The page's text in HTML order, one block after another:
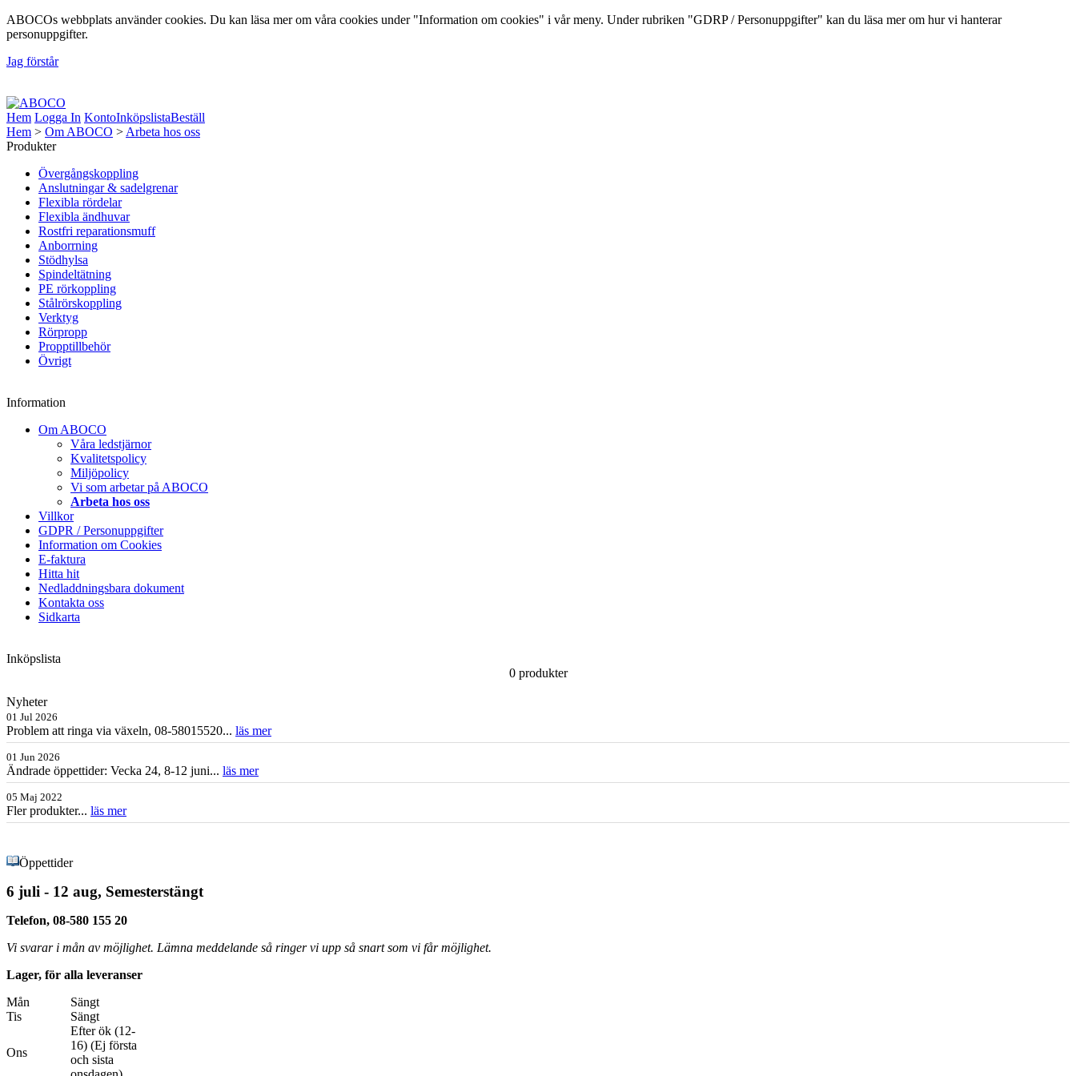
ABOCOs webbplats använder cookies. Du kan läsa mer om våra cookies under "Information om cookies" i vår meny. Under rubriken "GDRP / Personuppgifter" kan du läsa mer om hur vi hanterar
personuppgifter.
Jag förstår
Hem Logga In KontoInköpslistaBeställ
Hem > Om ABOCO > Arbeta hos oss
Produkter
Övergångskoppling
Anslutningar & sadelgrenar
Flexibla rördelar
Flexibla ändhuvar
Rostfri reparationsmuff
Anborrning
Stödhylsa
Spindeltätning
PE rörkoppling
Stålrörskoppling
Verktyg
Rörpropp
Propptillbehör
Övrigt
Information
Om ABOCO
Våra ledstjärnor
Kvalitetspolicy
Miljöpolicy
Vi som arbetar på ABOCO
Arbeta hos oss
Villkor
GDPR / Personuppgifter
Information om Cookies
E-faktura
Hitta hit
Nedladdningsbara dokument
Kontakta oss
Sidkarta
Inköpslista
0 produkter
Nyheter
01 Jul 2026
Problem att ringa via växeln, 08-58015520... läs mer
01 Jun 2026
Ändrade öppettider: Vecka 24, 8-12 juni... läs mer
05 Maj 2022
Fler produkter... läs mer
Öppettider
6 juli - 12 aug, Semesterstängt
Telefon, 08-580 155 20
Vi svarar i mån av möjlighet. Lämna meddelande så ringer vi upp så snart som vi får möjlighet.
Lager, för alla leveranser
Mån
Sängt
Tis
Sängt
Ons
Efter ök (12-
16) (Ej första
och sista